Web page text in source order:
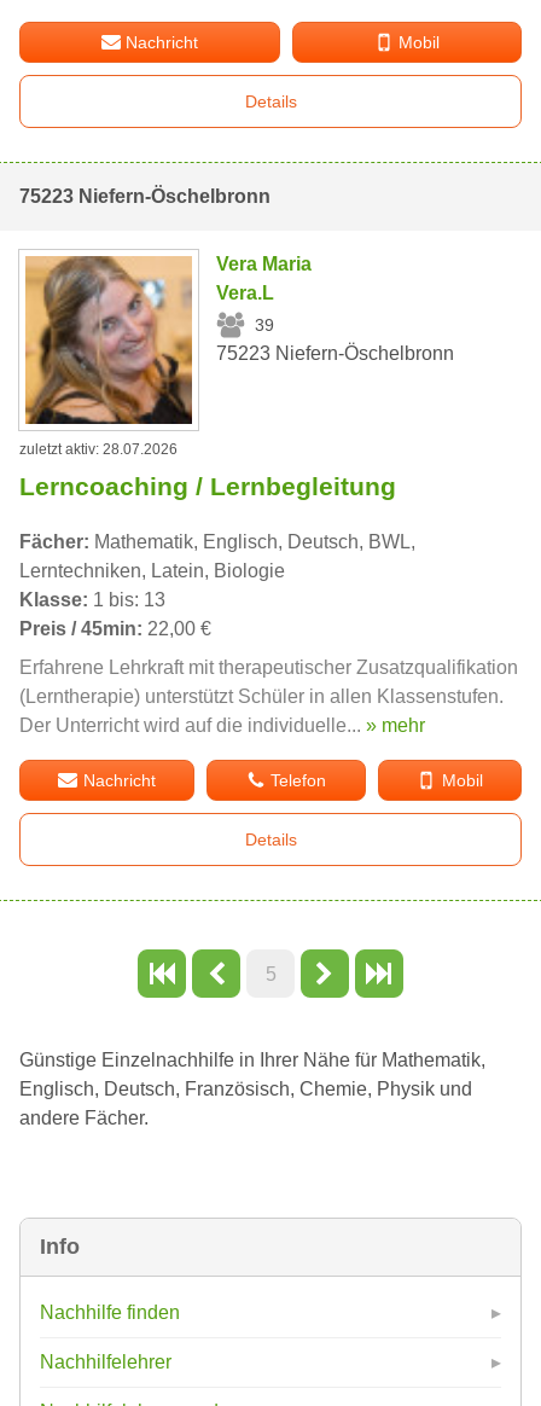
Info
Nachhilfe finden
Nachhilfelehrer
Nachricht Mobil
Details
75223 Niefern-Öschelbronn
Vera Maria
Vera.L
39
75223 Niefern-Öschelbronn
zuletzt aktiv: 28.07.2026
Lerncoaching / Lernbegleitung
Fächer: Mathematik, Englisch, Deutsch, BWL,
Lerntechniken, Latein, Biologie
Klasse: 1 bis: 13
Preis / 45min: 22,00 €
Erfahrene Lehrkraft mit therapeutischer Zusatzqualifikation
(Lerntherapie) unterstützt Schüler in allen Klassenstufen.
Der Unterricht wird auf die individuelle... » mehr
Nachricht Telefon Mobil
Details
5
Günstige Einzelnachhilfe in Ihrer Nähe für Mathematik,
Englisch, Deutsch, Französisch, Chemie, Physik und
andere Fächer.